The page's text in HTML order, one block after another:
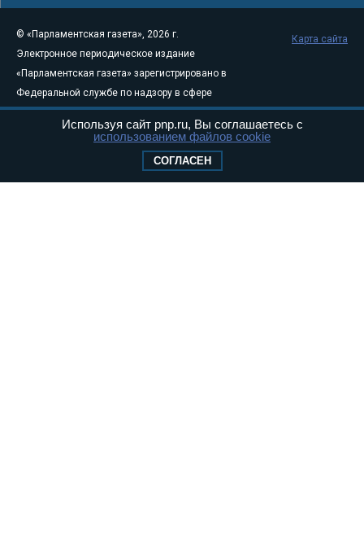
© «Парламентская газета», 2026 г.
Электронное периодическое издание
«Парламентская газета» зарегистрировано в
Федеральной службе по надзору в сфере
связи, информационных технологий и
массовых коммуникаций (Роскомнадзор) 05
Свидетельство о регистрации Эл № ФС77-
Карта сайта
Используя сайт pnp.ru, Вы соглашаетесь с
использованием файлов cookie
СОГЛАСЕН